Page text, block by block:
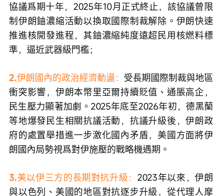
協議爲期十年，2025年10月正式終止，該協議曾限
制伊朗鈾濃縮活動以換取國際制裁解除。伊朗快速
推進核開發進程，其鈾濃縮純度遠超民用核燃料標
準，逼近武器級門檻；
2.伊朗國內的政治經濟動盪： 受長期國際制裁與地區
衝突影響，伊朗本幣里亞爾持續貶值、通脹高企，
民生壓力顯著加劇。2025年底至2026年初，德黑蘭
等地爆發民生相關抗議活動，抗議升級後，伊朗政
府的處置舉措進一步激化國內矛盾，美國方面將伊
朗國內局勢視爲對伊施壓的戰略機遇期。
3.美以伊三方的長期對抗升級： 2023年以來，伊朗
與以色列、美國的地區對抗逐步升級，從代理人摩